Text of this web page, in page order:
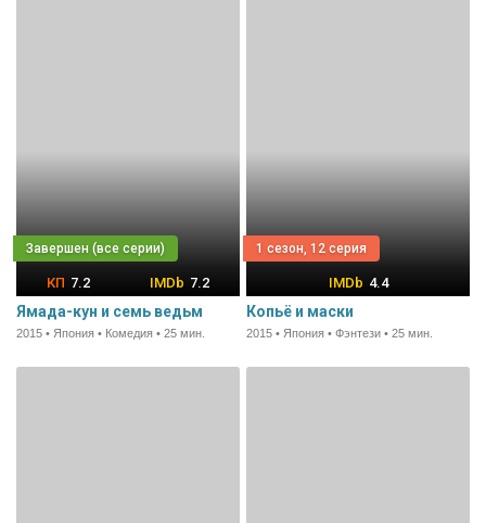
7.2 7.2
Ямада-кун и семь ведьм
2015 • Япония • Комедия • 25 мин.
1 сезон, 12 серия
4.4
Копьё и маски
2015 • Япония • Фэнтези • 25 мин.